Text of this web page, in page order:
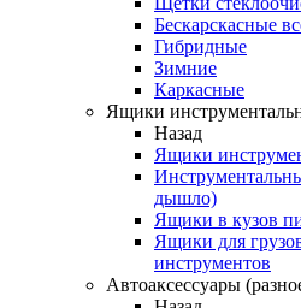
Бескарскасные
Гибридные
Зимние
Каркасные
Ящики
Назад
Ящики
дышло)
Ящики в кузов
Ящики для
инструментов
Автоаксессуары